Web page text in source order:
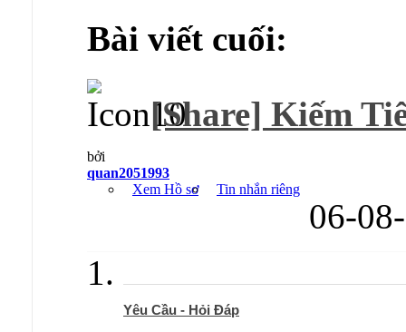
Bài viết cuối:
[Share] Kiếm
bởi
quan2051993
Xem Hồ sơ
Tin nhắn riêng
06-
Yêu Cầu - Hỏi Đáp